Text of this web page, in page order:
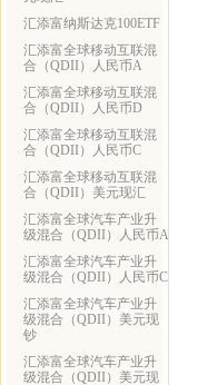
汇添富纳斯达克100ETF
汇添富全球移动互联混
合（QDII）人民币A
汇添富全球移动互联混
合（QDII）人民币D
汇添富全球移动互联混
合（QDII）人民币C
汇添富全球移动互联混
合（QDII）美元现汇
汇添富全球汽车产业升
级混合（QDII）人民币A
汇添富全球汽车产业升
级混合（QDII）人民币C
汇添富全球汽车产业升
级混合（QDII）美元现
钞
汇添富全球汽车产业升
级混合（QDII）美元现